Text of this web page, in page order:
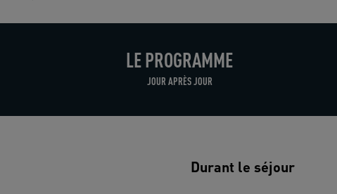
LE PROGRAMME
JOUR APRÈS JOUR
Durant le séjour